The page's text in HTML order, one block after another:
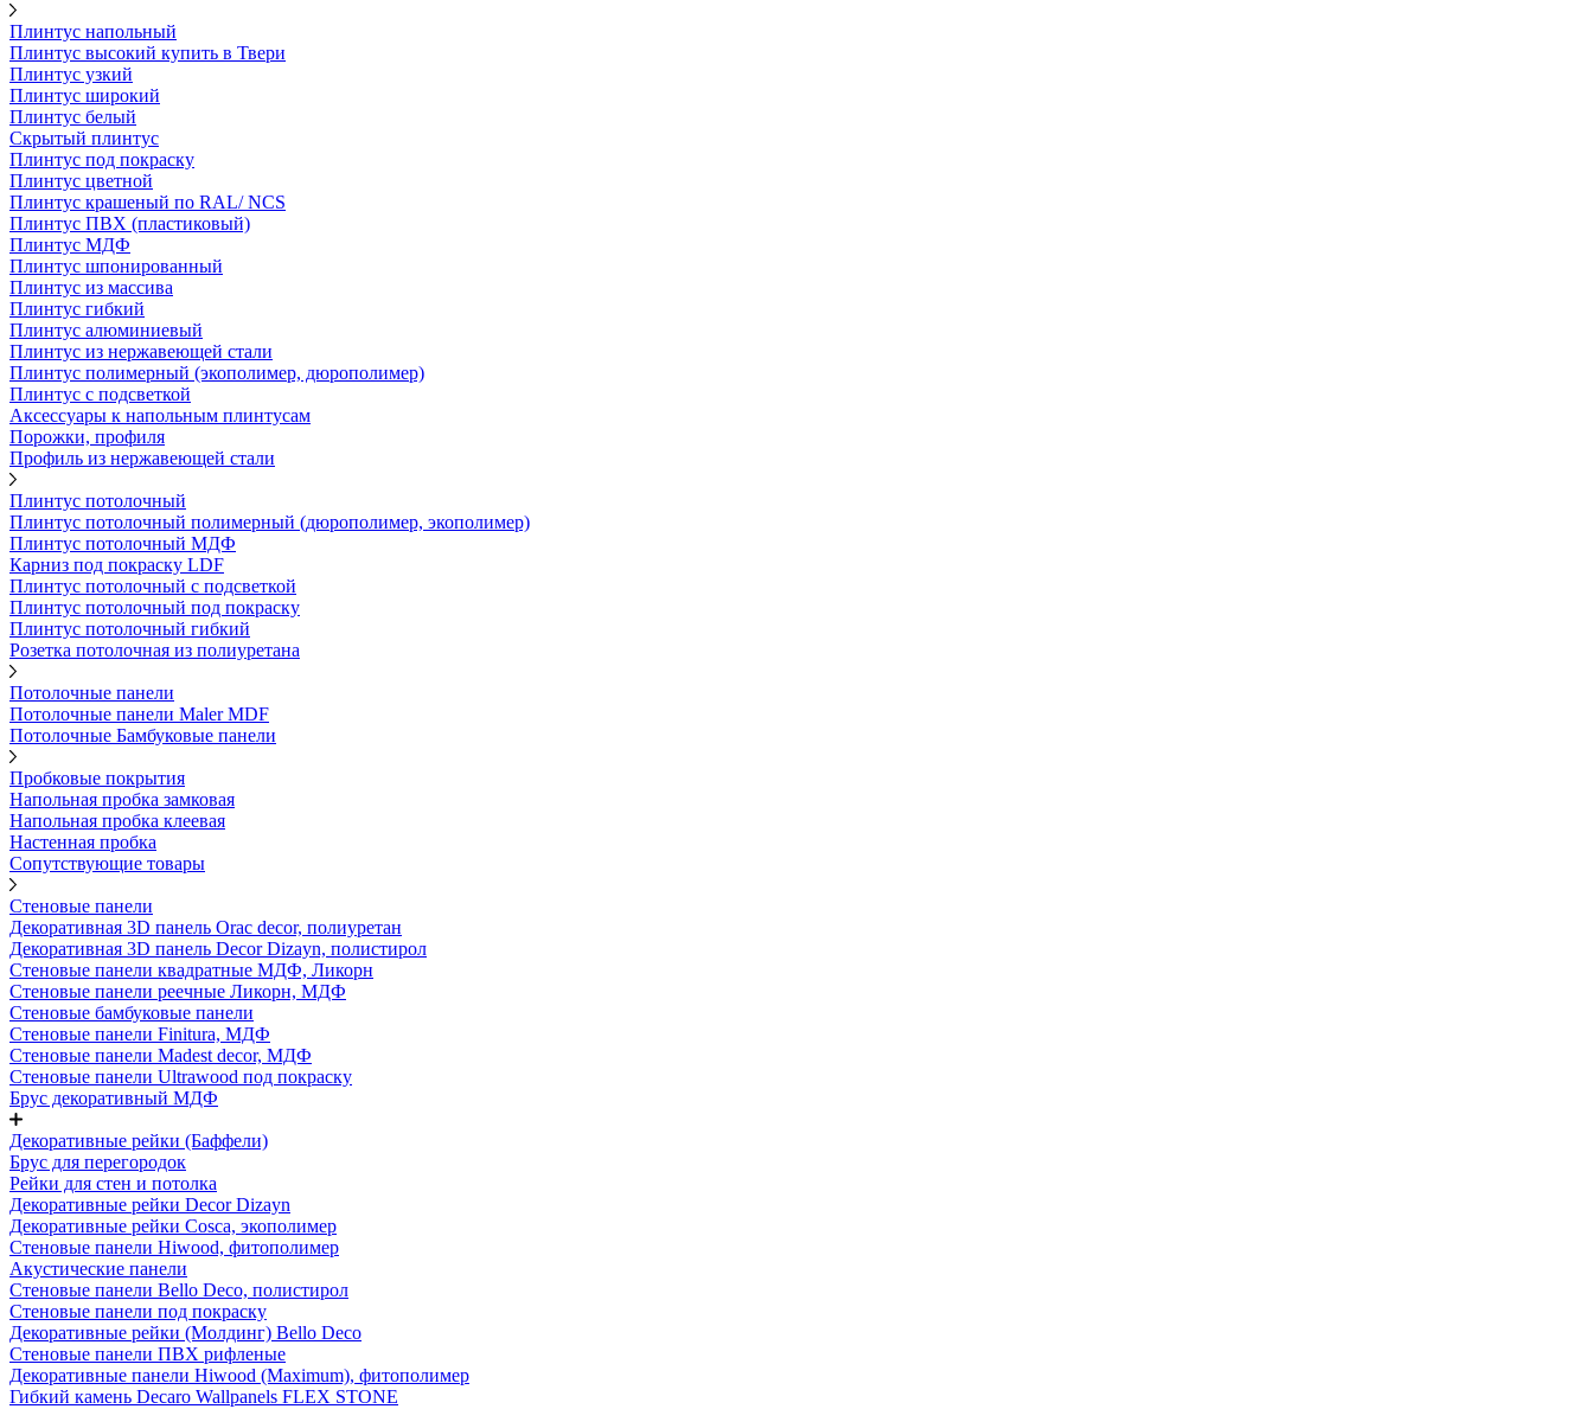
Плинтус напольный
Плинтус высокий купить в Твери
Плинтус узкий
Плинтус широкий
Плинтус белый
Скрытый плинтус
Плинтус под покраску
Плинтус цветной
Плинтус крашеный по RAL/ NCS
Плинтус ПВХ (пластиковый)
Плинтус МДФ
Плинтус шпонированный
Плинтус из массива
Плинтус гибкий
Плинтус алюминиевый
Плинтус из нержавеющей стали
Плинтус полимерный (экополимер, дюрополимер)
Плинтус с подсветкой
Аксессуары к напольным плинтусам
Порожки, профиля
Профиль из нержавеющей стали
Плинтус потолочный
Плинтус потолочный полимерный (дюрополимер, экополимер)
Плинтус потолочный МДФ
Карниз под покраску LDF
Плинтус потолочный с подсветкой
Плинтус потолочный под покраску
Плинтус потолочный гибкий
Розетка потолочная из полиуретана
Потолочные панели
Потолочные панели Maler MDF
Потолочные Бамбуковые панели
Пробковые покрытия
Напольная пробка замковая
Напольная пробка клеевая
Настенная пробка
Сопутствующие товары
Стеновые панели
Декоративная 3D панель Orac decor, полиуретан
Декоративная 3D панель Decor Dizayn, полистирол
Стеновые панели квадратные МДФ, Ликорн
Стеновые панели реечные Ликорн, МДФ
Стеновые бамбуковые панели
Стеновые панели Finitura, МДФ
Стеновые панели Madest decor, МДФ
Стеновые панели Ultrawood под покраску
Брус декоративный МДФ
Декоративные рейки (Баффели)
Брус для перегородок
Рейки для стен и потолка
Декоративные рейки Decor Dizayn
Декоративные рейки Cosca, экополимер
Стеновые панели Hiwood, фитополимер
Акустические панели
Стеновые панели Bello Deco, полистирол
Стеновые панели под покраску
Декоративные рейки (Молдинг) Bello Deco
Стеновые панели ПВХ рифленые
Декоративные панели Hiwood (Maximum), фитополимер
Гибкий камень Decaro Wallpanels FLEX STONE